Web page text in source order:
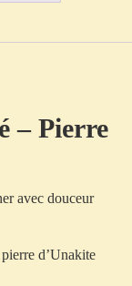
– Pierre
avec douceur
d’Unakite